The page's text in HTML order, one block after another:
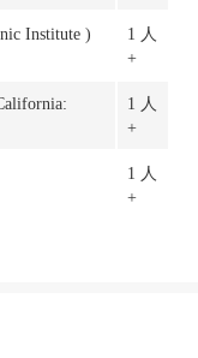
Institute )
1 人
+
1 人
+
1 人
+